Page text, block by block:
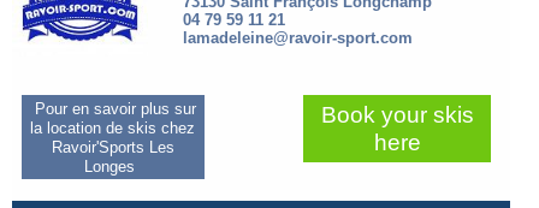
04 79 59 11 21
lamadeleine@ravoir-sport.com
Pour en savoir plus sur
la location de skis chez
Ravoir'Sports Les
Longes
Book your skis
here